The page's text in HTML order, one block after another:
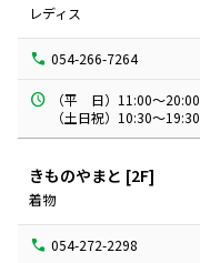
レディス
054-266-7264
（平　日）11:00～20:00
（土日祝）10:30～19:30
きものやまと [2F]
着物
054-272-2298